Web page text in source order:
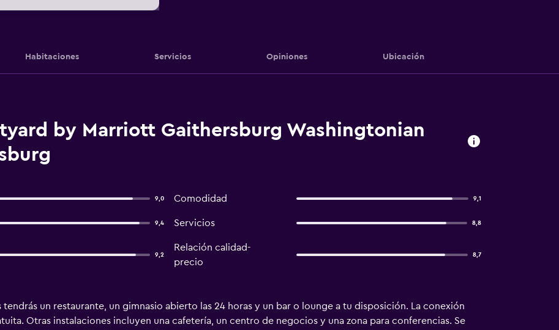
Habitaciones Servicios Opiniones Ubicación
by Marriott Gaithersburg Washingtonian
9,0 Comodidad 9,1
9,4 Servicios 8,8
9,2
Relación calidad-
precio
8,7
un restaurante, un gimnasio abierto las 24 horas y un bar o lounge a tu disposición. La conexión
Otras instalaciones incluyen una cafetería, un centro de negocios y una zona para conferencias. Se